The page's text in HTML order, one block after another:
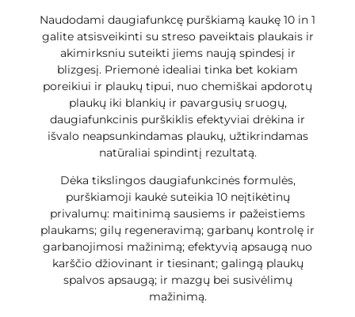
Naudodami daugiafunkcę purškiamą kaukę 10 in 1
galite atsisveikinti su streso paveiktais plaukais ir
akimirksniu suteikti jiems naują spindesį ir
blizgesį. Priemonė idealiai tinka bet kokiam
poreikiui ir plaukų tipui, nuo chemiškai apdorotų
plaukų iki blankių ir pavargusių sruogų,
daugiafunkcinis purškiklis efektyviai drėkina ir
išvalo neapsunkindamas plaukų, užtikrindamas
natūraliai spindintį rezultatą.
Dėka tikslingos daugiafunkcinės formulės,
purškiamoji kaukė suteikia 10 neįtikėtinų
privalumų: maitinimą sausiems ir pažeistiems
plaukams; gilų regeneravimą; garbanų kontrolę ir
garbanojimosi mažinimą; efektyvią apsaugą nuo
karščio džiovinant ir tiesinant; galingą plaukų
spalvos apsaugą; ir mazgų bei susivėlimų
mažinimą.